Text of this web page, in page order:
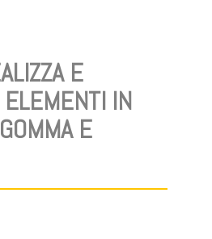
E
ELEMENTI IN
E